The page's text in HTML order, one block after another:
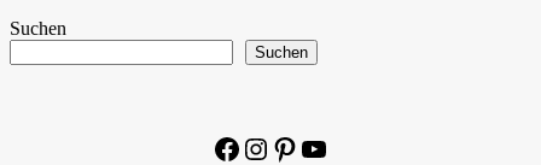
Suchen
Suchen
Facebook
Instagram
Pinterest
YouTube